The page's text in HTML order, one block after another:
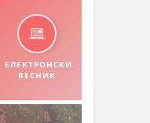
ЕЛЕКТРОНСКИ
ВЕСНИК